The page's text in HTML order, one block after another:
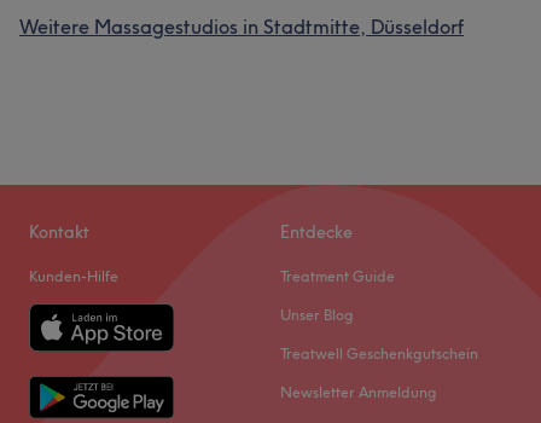
Weitere Massagestudios in Stadtmitte, Düsseldorf
Kontakt
Kunden-Hilfe
Entdecke
Treatment Guide
Unser Blog
Treatwell Geschenkgutschein
Newsletter Anmeldung